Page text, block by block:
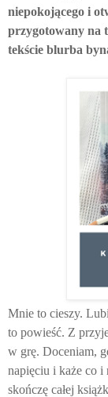
niepokojącego i
przygotowany na
tekście blurba
Mnie to cieszy.
to powieść. Z
w grę. Doceniam,
napięciu i każe co
skończę całej